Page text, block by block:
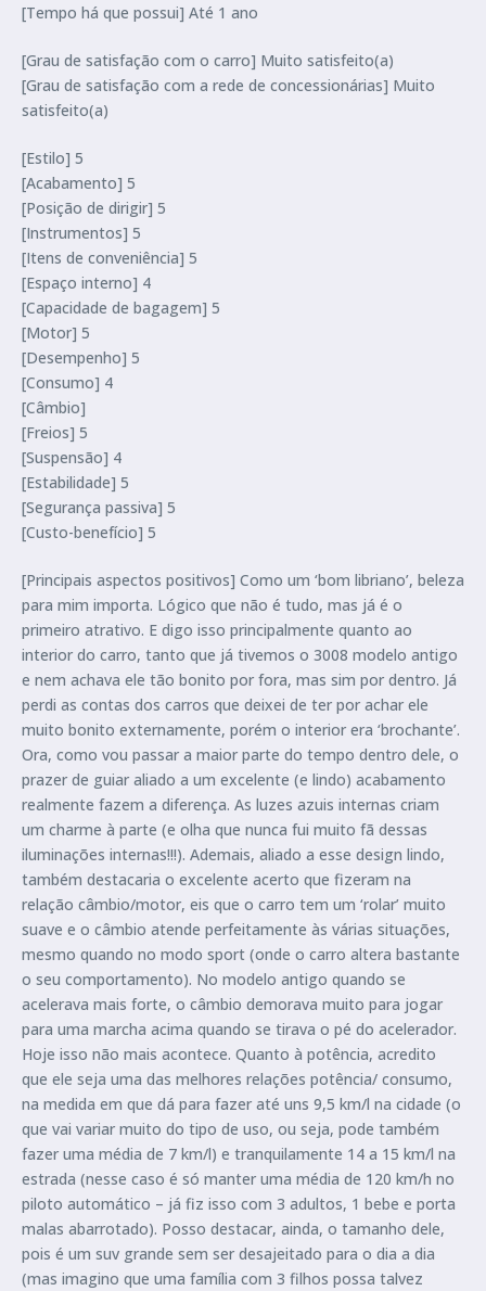
[Tempo há que possui] Até 1 ano
[Grau de satisfação com o carro] Muito satisfeito(a)
[Grau de satisfação com a rede de concessionárias] Muito
satisfeito(a)
[Estilo] 5
[Acabamento] 5
[Posição de dirigir] 5
[Instrumentos] 5
[Itens de conveniência] 5
[Espaço interno] 4
[Capacidade de bagagem] 5
[Motor] 5
[Desempenho] 5
[Consumo] 4
[Câmbio]
[Freios] 5
[Suspensão] 4
[Estabilidade] 5
[Segurança passiva] 5
[Custo-benefício] 5
[Principais aspectos positivos] Como um ‘bom libriano’, beleza
para mim importa. Lógico que não é tudo, mas já é o
primeiro atrativo. E digo isso principalmente quanto ao
interior do carro, tanto que já tivemos o 3008 modelo antigo
e nem achava ele tão bonito por fora, mas sim por dentro. Já
perdi as contas dos carros que deixei de ter por achar ele
muito bonito externamente, porém o interior era ‘brochante’.
Ora, como vou passar a maior parte do tempo dentro dele, o
prazer de guiar aliado a um excelente (e lindo) acabamento
realmente fazem a diferença. As luzes azuis internas criam
um charme à parte (e olha que nunca fui muito fã dessas
iluminações internas!!!). Ademais, aliado a esse design lindo,
também destacaria o excelente acerto que fizeram na
relação câmbio/motor, eis que o carro tem um ‘rolar’ muito
suave e o câmbio atende perfeitamente às várias situações,
mesmo quando no modo sport (onde o carro altera bastante
o seu comportamento). No modelo antigo quando se
acelerava mais forte, o câmbio demorava muito para jogar
para uma marcha acima quando se tirava o pé do acelerador.
Hoje isso não mais acontece. Quanto à potência, acredito
que ele seja uma das melhores relações potência/ consumo,
na medida em que dá para fazer até uns 9,5 km/l na cidade (o
que vai variar muito do tipo de uso, ou seja, pode também
fazer uma média de 7 km/l) e tranquilamente 14 a 15 km/l na
estrada (nesse caso é só manter uma média de 120 km/h no
piloto automático – já fiz isso com 3 adultos, 1 bebe e porta
malas abarrotado). Posso destacar, ainda, o tamanho dele,
pois é um suv grande sem ser desajeitado para o dia a dia
(mas imagino que uma família com 3 filhos possa talvez